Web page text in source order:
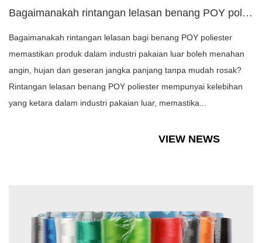
Bagaimanakah rintangan lelasan benang POY poliester memastik...
Bagaimanakah rintangan lelasan bagi benang POY poliester
memastikan produk dalam industri pakaian luar boleh menahan
angin, hujan dan geseran jangka panjang tanpa mudah rosak?
Rintangan lelasan benang POY poliester mempunyai kelebihan
yang ketara dalam industri pakaian luar, memastika...
VIEW NEWS